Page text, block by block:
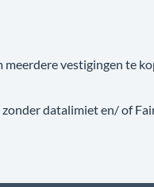
vestigingen te
datalimiet en/ of